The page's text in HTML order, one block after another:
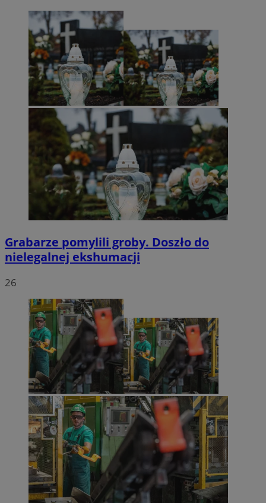
Grabarze pomylili groby. Doszło do
nielegalnej ekshumacji
26